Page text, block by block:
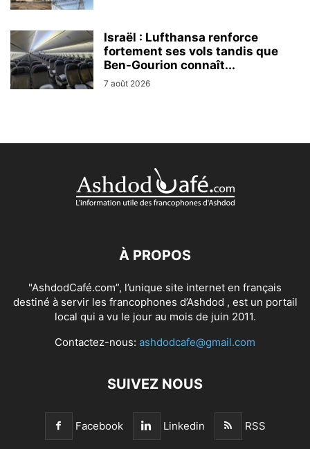
Israël : Lufthansa renforce
fortement ses vols tandis que
Ben-Gourion connaît...
7 août 2026
À PROPOS
"AshdodCafé.com”, l’unique site internet en français
destiné à servir les francophones d’Ashdod , est un portail
local qui a vu le jour au mois de juin 2011.
Contactez-nous: ashdodcafe@gmail.com
SUIVEZ NOUS
Facebook Linkedin RSS